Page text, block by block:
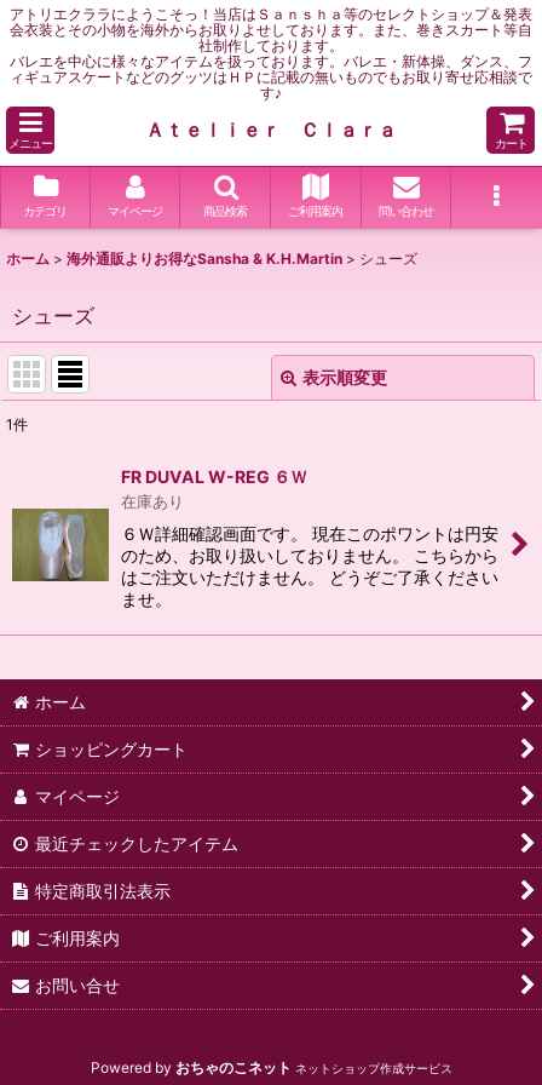
アトリエクララにようこそっ！当店はＳａｎｓｈａ等のセレクトショップ＆発表
会衣装とその小物を海外からお取りよせしております。また、巻きスカート等自
社制作しております。
バレエを中心に様々なアイテムを扱っております。バレエ・新体操、ダンス、フ
ィギュアスケートなどのグッツはＨＰに記載の無いものでもお取り寄せ応相談で
す♪
メニュー
Ａｔｅｌｉｅｒ Ｃｌａｒａ
カート
カテゴリ マイページ 商品検索 ご利用案内 問い合わせ
ホーム > 海外通販よりお得なSansha & K.H.Martin > シューズ
シューズ
表示順変更
並び順:
絞り込む
1件
FR DUVAL W-REG ６Ｗ
在庫あり
６Ｗ詳細確認画面です。 現在このポワントは円安
のため、お取り扱いしておりません。 こちらから
はご注文いただけません。 どうぞご了承ください
ませ。
ホーム
ショッピングカート
マイページ
最近チェックしたアイテム
特定商取引法表示
ご利用案内
お問い合せ
Powered by おちゃのこネット ネットショップ作成サービス